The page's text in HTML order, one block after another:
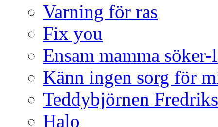
Varning för ras
Fix you
Ensam mamma söker-
Känn ingen sorg för
Teddybjörnen
Halo